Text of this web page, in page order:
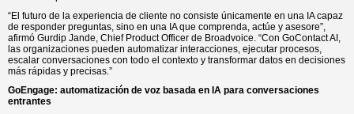
“El futuro de la experiencia de cliente no consiste únicamente en una IA capaz
de responder preguntas, sino en una IA que comprenda, actúe y asesore”,
afirmó Gurdip Jande, Chief Product Officer de Broadvoice. “Con GoContact AI,
las organizaciones pueden automatizar interacciones, ejecutar procesos,
escalar conversaciones con todo el contexto y transformar datos en decisiones
más rápidas y precisas.”
GoEngage: automatización de voz basada en IA para conversaciones
entrantes